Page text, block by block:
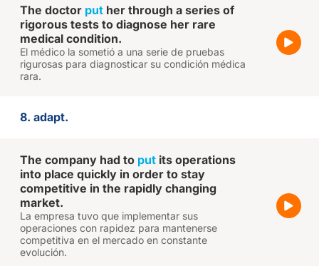
The doctor put her through a series of
rigorous tests to diagnose her rare
medical condition.
El médico la sometió a una serie de pruebas
rigurosas para diagnosticar su condición médica
rara.
8. adapt.
The company had to put its operations
into place quickly in order to stay
competitive in the rapidly changing
market.
La empresa tuvo que implementar sus
operaciones con rapidez para mantenerse
competitiva en el mercado en constante
evolución.